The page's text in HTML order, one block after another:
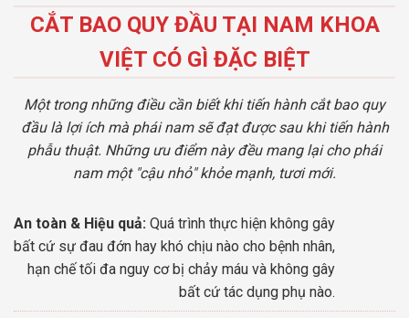
CẮT BAO QUY ĐẦU TẠI NAM KHOA
VIỆT CÓ GÌ ĐẶC BIỆT
Một trong những điều cần biết khi tiến hành cắt bao quy
đầu là lợi ích mà phái nam sẽ đạt được sau khi tiến hành
phẫu thuật. Những ưu điểm này đều mang lại cho phái
nam một "cậu nhỏ" khỏe mạnh, tươi mới.
An toàn & Hiệu quả: Quá trình thực hiện không gây
bất cứ sự đau đớn hay khó chịu nào cho bệnh nhân,
hạn chế tối đa nguy cơ bị chảy máu và không gây
bất cứ tác dụng phụ nào.